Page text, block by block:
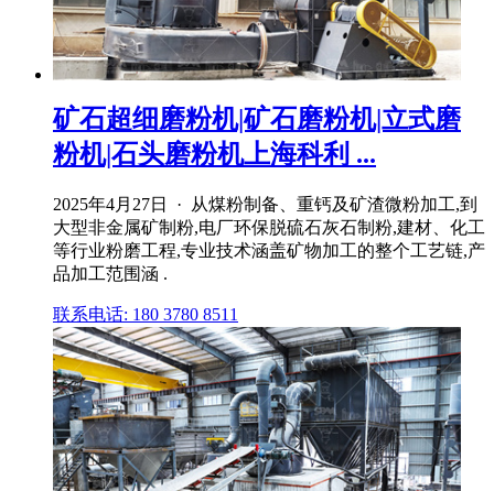
矿石超细磨粉机|矿石磨粉机|立式磨
粉机|石头磨粉机上海科利 ...
2025年4月27日 · 从煤粉制备、重钙及矿渣微粉加工,到
大型非金属矿制粉,电厂环保脱硫石灰石制粉,建材、化工
等行业粉磨工程,专业技术涵盖矿物加工的整个工艺链,产
品加工范围涵 .
联系电话: 180 3780 8511